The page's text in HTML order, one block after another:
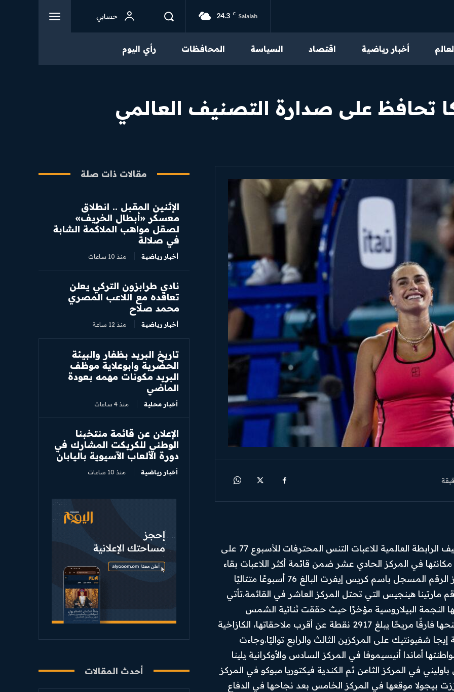
سياسة الخصوصية
اقرأ مقالاتنا الحصرية
Facebook
24.3 C Salalah حسابي
أخبار رياضية اقتصاد السياسة المحافظات رأي اليوم
تحافظ على صدارة التصنيف العالمي
حافظت البيلاروسية أرينا سابالينكا على صدارة تصنيف الرابطة العالمية للاعبات التنس المحترفات للأسبوع 77 على
لتعزز مكانتها في المركز الحادي عشر ضمن قائمة أكثر اللاعبات بقاء
في الصدارة عبر التاريخ.ونجحت سابالينكا في تجاوز الرقم المسجل باسم كريس إيفرت البالغ 76 أسبوعًا متتاليًا
مارتينا هينجيس التي تحتل المركز العاشر في القائمة.تأتي
النجمة البيلاروسية مؤخرًا حيث حققت ثنائية الشمس
المشرقة بتتويجها بلقبي إنديان ويلز وميامي مما منحها فارقًا مريحًا يبلغ 2917 نقطة عن أقرب ملاحقاتها، الكازاخية
إيجا شفيونتيك على المركزين الثالث والرابع تواليًا.وجاءت
أماندا أنيسيموفا في المركز السادس والأوكرانية يلينا
في المركز الثامن ثم الكندية فيكتوريا مبوكو في المركز
بيجولا موقعها في المركز الخامس بعد نجاحها في الدفاع
مقالات ذات صلة
الإثنين المقبل .. انطلاق
معسكر «أبطال الخريف»
لصقل مواهب الملاكمة الشابة
في صلالة
أخبار رياضية منذ 10 ساعات
نادي طرابزون التركي يعلن
تعاقده مع اللاعب المصري
محمد صلاح
أخبار رياضية منذ 12 ساعة
تاريخ البريد بظفار والبيئة
الحضرية وابوعلاية موظف
البريد مكونات مهمه بعودة
الماضي
أخبار محلية منذ 4 ساعات
الإعلان عن قائمة منتخبنا
الوطني للكريكت المشارك في
دورة الألعاب الآسيوية باليابان
أخبار رياضية منذ 10 ساعات
أحدث المقالات